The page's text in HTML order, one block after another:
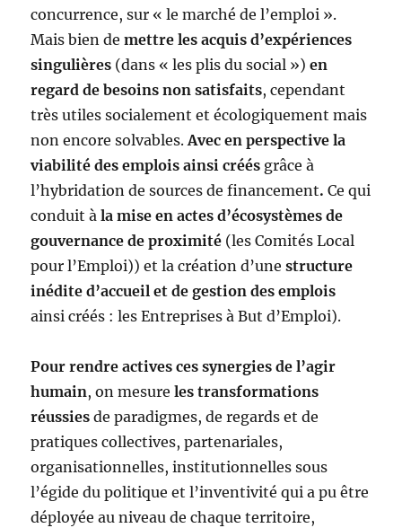
concurrence, sur « le marché de l’emploi ».
Mais bien demettre les acquis d’expériences
singulières (dans « les plis du social »)en
regard de besoins non satisfaits, cependant
très utiles socialement et écologiquement mais
non encore solvables.Avec en perspective la
viabilité des emplois ainsi créés grâce à
l’hybridation de sources de financement. Ce qui
conduit àla mise en actes d’écosystèmes de
gouvernance de proximité (les Comités Local
pour l’Emploi)) et la création d’unestructure
inédite d’accueil et de gestion des emplois
ainsi créés : les Entreprises à But d’Emploi).
Pour rendre actives ces synergies de l’agir
humain, on mesureles transformations
réussies de paradigmes, de regards et de
pratiques collectives, partenariales,
organisationnelles, institutionnelles sous
l’égide du politique et l’inventivité qui a pu être
déployée au niveau de chaque territoire,